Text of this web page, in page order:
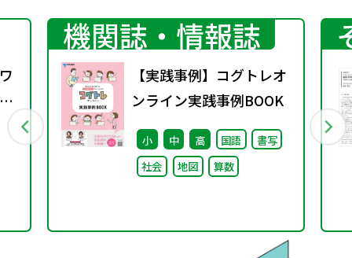
機関誌・情報誌
【実践事例】コグトレオ
ンライン実践事例BOOK
小 中 高 国語
書写
社会
地図 算数